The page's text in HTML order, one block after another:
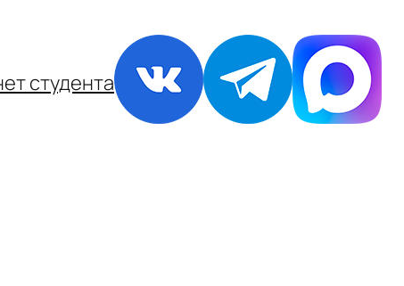
студента